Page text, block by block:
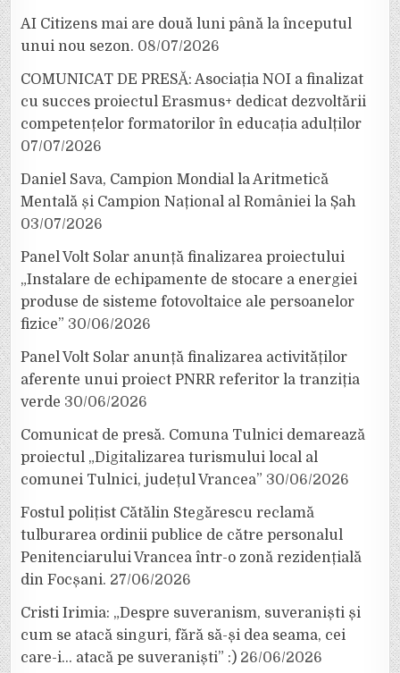
AI Citizens mai are două luni până la începutul
unui nou sezon. 08/07/2026
COMUNICAT DE PRESĂ: Asociația NOI a finalizat
cu succes proiectul Erasmus+ dedicat dezvoltării
competențelor formatorilor în educația adulților
07/07/2026
Daniel Sava, Campion Mondial la Aritmetică
Mentală și Campion Național al României la Șah
03/07/2026
Panel Volt Solar anunță finalizarea proiectului
„Instalare de echipamente de stocare a energiei
produse de sisteme fotovoltaice ale persoanelor
fizice” 30/06/2026
Panel Volt Solar anunță finalizarea activităților
aferente unui proiect PNRR referitor la tranziția
verde 30/06/2026
Comunicat de presă. Comuna Tulnici demarează
proiectul „Digitalizarea turismului local al
comunei Tulnici, județul Vrancea” 30/06/2026
Fostul polițist Cătălin Stegărescu reclamă
tulburarea ordinii publice de către personalul
Penitenciarului Vrancea într-o zonă rezidențială
din Focșani. 27/06/2026
Cristi Irimia: „Despre suveranism, suveraniști și
cum se atacă singuri, fără să-și dea seama, cei
care-i… atacă pe suveraniști” :) 26/06/2026